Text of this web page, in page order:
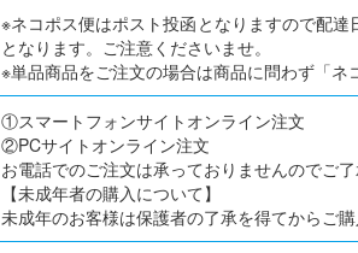
※ネコポス便はポスト投函となりますので配
となります。ご注意くださいませ。
※単品商品をご注文の場合は商品に問わず「ネ
①スマートフォンサイトオンライン注文
②PCサイトオンライン注文
お電話でのご注文は承っておりませんのでご了
【未成年者の購入について】
未成年のお客様は保護者の了承を得てからご購